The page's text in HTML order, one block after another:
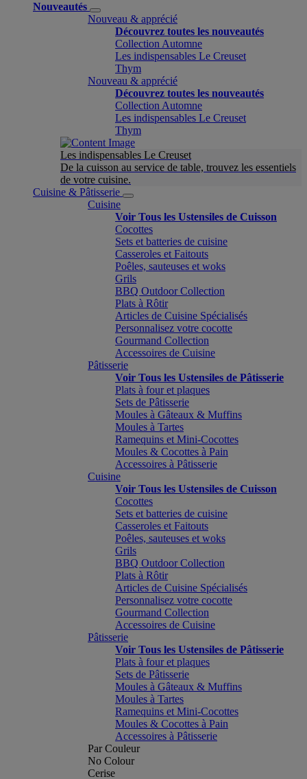
Nouveautés
Nouveau & apprécié
Découvrez toutes les nouveautés
Collection Automne
Les indispensables Le Creuset
Thym
Nouveau & apprécié
Découvrez toutes les nouveautés
Collection Automne
Les indispensables Le Creuset
Thym
Les indispensables Le Creuset
De la cuisson au service de table, trouvez les essentiels
de votre cuisine.
Cuisine & Pâtisserie
Cuisine
Voir Tous les Ustensiles de Cuisson
Cocottes
Sets et batteries de cuisine
Casseroles et Faitouts
Poêles, sauteuses et woks
Grils
BBQ Outdoor Collection
Plats à Rôtir
Articles de Cuisine Spécialisés
Personnalisez votre cocotte
Gourmand Collection
Accessoires de Cuisine
Pâtisserie
Voir Tous les Ustensiles de Pâtisserie
Plats à four et plaques
Sets de Pâtisserie
Moules à Gâteaux & Muffins
Moules à Tartes
Ramequins et Mini-Cocottes
Moules & Cocottes à Pain
Accessoires à Pâtisserie
Cuisine
Voir Tous les Ustensiles de Cuisson
Cocottes
Sets et batteries de cuisine
Casseroles et Faitouts
Poêles, sauteuses et woks
Grils
BBQ Outdoor Collection
Plats à Rôtir
Articles de Cuisine Spécialisés
Personnalisez votre cocotte
Gourmand Collection
Accessoires de Cuisine
Pâtisserie
Voir Tous les Ustensiles de Pâtisserie
Plats à four et plaques
Sets de Pâtisserie
Moules à Gâteaux & Muffins
Moules à Tartes
Ramequins et Mini-Cocottes
Moules & Cocottes à Pain
Accessoires à Pâtisserie
Par Couleur
No Colour
Cerise